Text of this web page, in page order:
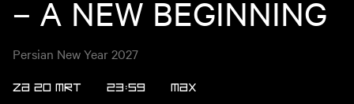
– A NEW BEGINNING
Persian New Year 2027
ZA 20 MRT 23:59 MAX